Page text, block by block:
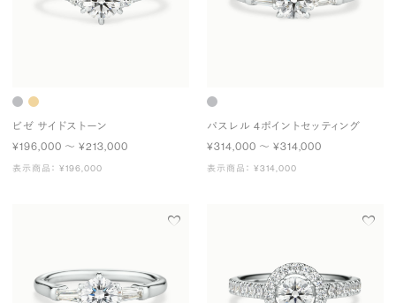
ビゼ サイドストーン
¥196,000 〜 ¥213,000
表示商品： ¥196,000
パスレル 4ポイントセッティング
¥314,000 〜 ¥314,000
表示商品： ¥314,000